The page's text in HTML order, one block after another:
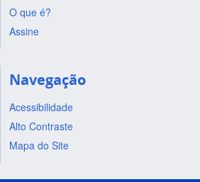
O que é?
Assine
Navegação
Acessibilidade
Alto Contraste
Mapa do Site